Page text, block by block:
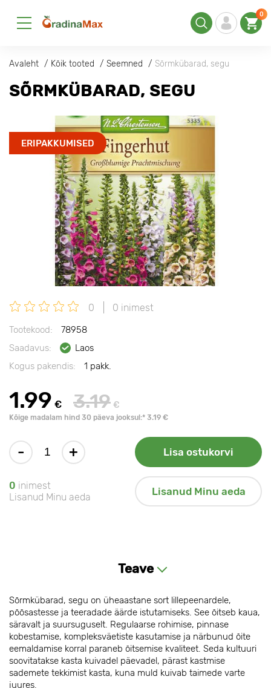
0
Avaleht Kõik tooted Seemned Sõrmkübarad, segu
SÕRMKÜBARAD, SEGU
ERIPAKKUMISED
0 0 inimest
Tootekood:
78958
Saadavus:
Laos
Kogus pakendis:
1 pakk.
1.99 € 3.19 €
Kõige madalam hind 30 päeva jooksul:* 3.19 €
- + Lisa ostukorvi
0 inimest
Lisanud Minu aeda
Lisanud Minu aeda
Teave
Sõrmkübarad, segu on üheaastane sort lillepeenardele,
põõsastesse ja teeradade äärde istutamiseks. See õitseb kaua,
säravalt ja suursuguselt. Regulaarse rohimise, pinnase
kobestamise, kompleksväetiste kasutamise ja närbunud õite
eemaldamise korral paraneb õitsemise kvaliteet. Seda kultuuri
soovitatakse kasta kuivadel päevadel, pärast kastmise
sademete tekkimist kasta, kuna muld kuivab taimede varte
juures.